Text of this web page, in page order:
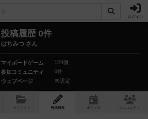
ログイン
投稿履歴 0件
はちみつ さん
マイボードゲーム
184個
参加コミュニティ
0件
ウェブページ
未設定
マイリスト 投稿履歴 ボ ドゲ コミュニティ